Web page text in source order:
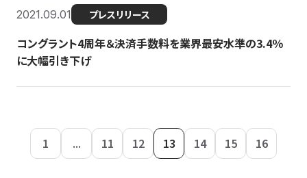
2021.09.01 プレスリリース
コングラント4周年＆決済手数料を業界最安水準の3.4％
に大幅引き下げ
1 ... 11 12 13 14 15 16